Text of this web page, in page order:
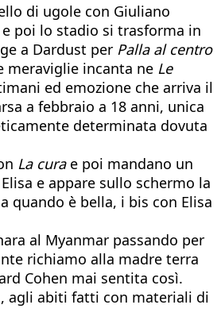
di ugole con Giuliano
poi lo stadio si trasforma in
a Dardust per Palla al centro
meraviglie incanta ne Le
ed emozione che arriva il
a febbraio a 18 anni, unica
determinata dovuta
La curae poi mandano un
e appare sullo schermo la
quando è bella, i bis con Elisa
al Myanmar passando per
richiamo alla madre terra
Cohen mai sentita così.
agli abiti fatti con materiali di